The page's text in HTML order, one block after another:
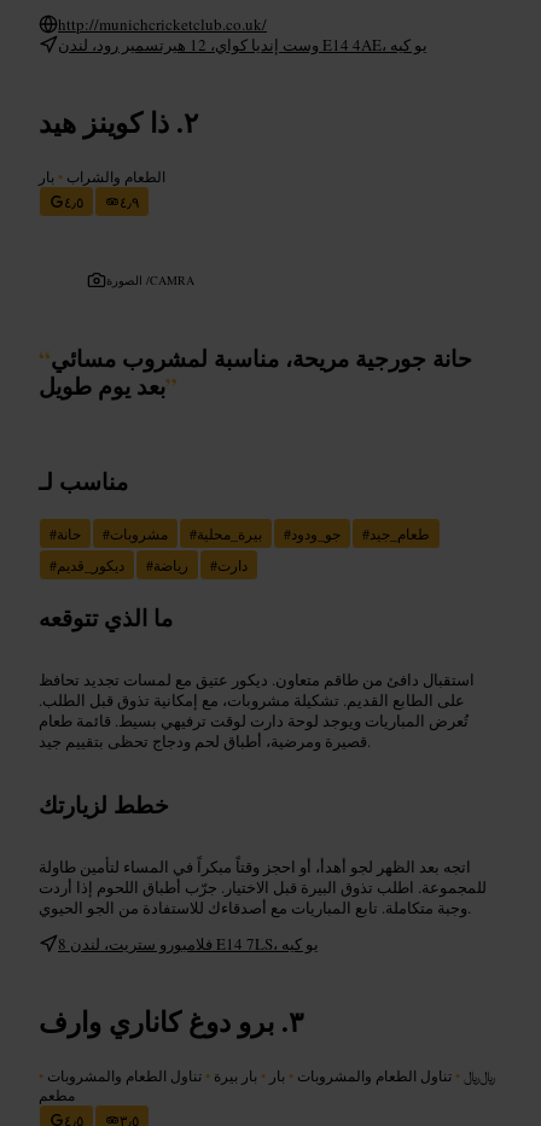
http://munichcricketclub.co.uk/
وست إنديا كواي، 12 هيرتسمير رود، لندن E14 4AE، يو كيه
ذا كوينز هيد
الطعام والشراب • بار
٤٫٥
٤٫٩
الصورة /CAMRA
“حانة جورجية مريحة، مناسبة لمشروب مسائي
بعد يوم طويل”
مناسب لـ
#حانة #مشروبات #بيرة_محلية #جو_ودود #طعام_جيد
#ديكور_قديم #رياضة #دارت
ما الذي تتوقعه
استقبال دافئ من طاقم متعاون. ديكور عتيق مع لمسات تجديد تحافظ
على الطابع القديم. تشكيلة مشروبات، مع إمكانية تذوق قبل الطلب.
تُعرض المباريات ويوجد لوحة دارت لوقت ترفيهي بسيط. قائمة طعام
قصيرة ومرضية، أطباق لحم ودجاج تحظى بتقييم جيد.
خطط لزيارتك
اتجه بعد الظهر لجو أهدأ، أو احجز وقتاً مبكراً في المساء لتأمين طاولة
للمجموعة. اطلب تذوق البيرة قبل الاختيار. جرّب أطباق اللحوم إذا أردت
وجبة متكاملة. تابع المباريات مع أصدقاءك للاستفادة من الجو الحيوي.
8 فلامبورو ستريت، لندن E14 7LS، يو كيه
برو دوغ كاناري وارف
﷼﷼ • تناول الطعام والمشروبات • بار • بار بيرة • تناول الطعام والمشروبات •
مطعم
٤٫٥
٣٫٥